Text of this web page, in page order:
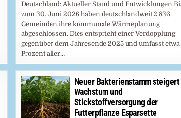
Deutschland: Aktueller Stand und Entwicklungen
zum 30. Juni 2026 haben deutschlandweit 2.836
Gemeinden ihre kommunale Wärmeplanung
abgeschlossen. Dies entspricht einer Verdopplung
gegenüber dem Jahresende 2025 und umfasst etwa
Prozent aller…
Neuer Bakterienstamm steigert
Wachstum und
Stickstoffversorgung der
Futterpflanze Esparsette